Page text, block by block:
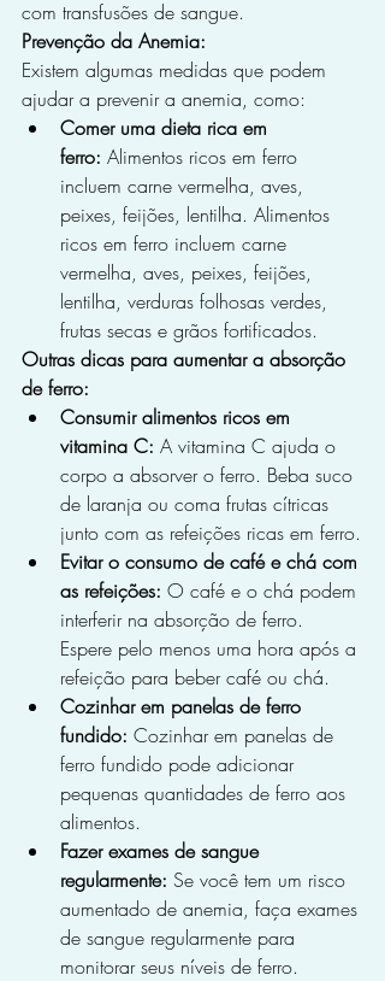
com transfusões de sangue.
Prevenção da Anemia:
Existem algumas medidas que podem
ajudar a prevenir a anemia, como:
Comer uma dieta rica em
ferro: Alimentos ricos em ferro
incluem carne vermelha, aves,
peixes, feijões, lentilha. Alimentos
ricos em ferro incluem carne
vermelha, aves, peixes, feijões,
lentilha, verduras folhosas verdes,
frutas secas e grãos fortificados.
Outras dicas para aumentar a absorção
de ferro:
Consumir alimentos ricos em
vitamina C: A vitamina C ajuda o
corpo a absorver o ferro. Beba suco
de laranja ou coma frutas cítricas
junto com as refeições ricas em ferro.
Evitar o consumo de café e chá com
as refeições: O café e o chá podem
interferir na absorção de ferro.
Espere pelo menos uma hora após a
refeição para beber café ou chá.
Cozinhar em panelas de ferro
fundido: Cozinhar em panelas de
ferro fundido pode adicionar
pequenas quantidades de ferro aos
alimentos.
Fazer exames de sangue
regularmente: Se você tem um risco
aumentado de anemia, faça exames
de sangue regularmente para
monitorar seus níveis de ferro.